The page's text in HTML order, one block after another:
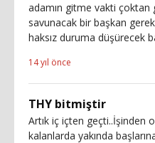
adamın gitme vakti çoktan
savunacak bir başkan
haksız duruma düşürecek
14 yıl önce
THY bitmiştir
Artık iç içten geçti..İşinden
kalanlarda yakında